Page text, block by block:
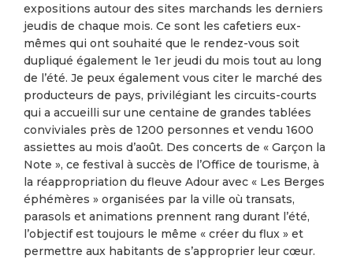
expositions autour des sites marchands les derniers
jeudis de chaque mois. Ce sont les cafetiers eux-
mêmes qui ont souhaité que le rendez-vous soit
dupliqué également le 1er jeudi du mois tout au long
de l’été. Je peux également vous citer le marché des
producteurs de pays, privilégiant les circuits-courts
qui a accueilli sur une centaine de grandes tablées
conviviales près de 1200 personnes et vendu 1600
assiettes au mois d’août. Des concerts de « Garçon la
Note », ce festival à succès de l’Office de tourisme, à
la réappropriation du fleuve Adour avec « Les Berges
éphémères » organisées par la ville où transats,
parasols et animations prennent rang durant l’été,
l’objectif est toujours le même « créer du flux » et
permettre aux habitants de s’approprier leur cœur.